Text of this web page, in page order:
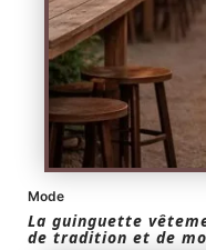
Mode
La guinguette
de tradition et de